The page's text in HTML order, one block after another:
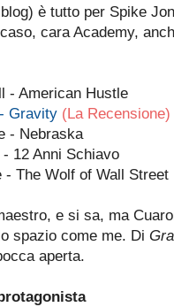
è tutto per Spike
cara Academy,
- American Hustle
Gravity (La Recensione)
- Nebraska
12 Anni Schiavo
- The Wolf of Wall Street
e si sa, ma
spazio come me. Di
aperta.